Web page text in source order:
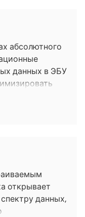
абсолютного
данных в ЭБУ
открывает
данных,